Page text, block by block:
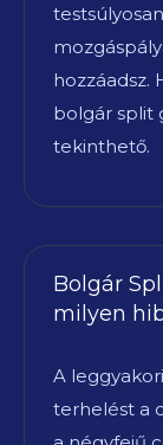
hozzáadsz.
bolgár split
tekinthető.
Bolgár
milyen
A
terhelést a